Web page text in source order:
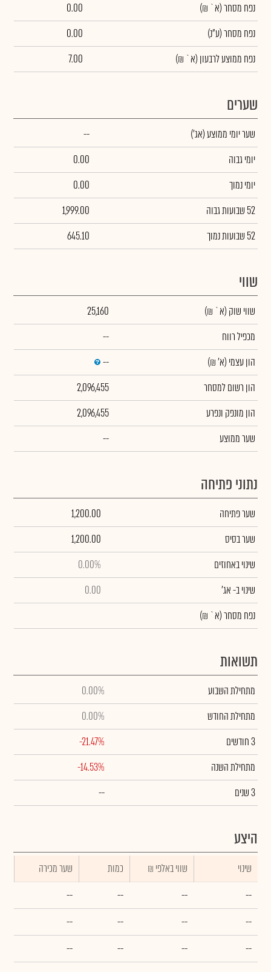
נפח מסחר(א` ₪)
0.00
נפח מסחר(ע"נ)
0.00
נפח ממוצע לרבעון (א` ₪)
7.00
שערים
שער יומי ממוצע(אג')
--
יומי גבוה
0.00
יומי נמוך
0.00
52 שבועות גבוה
1,999.00
52 שבועות נמוך
645.10
שווי
שווי שוק (א` ₪)
25,160
מכפיל רווח
--
הון עצמי (א' ₪)
--
הון רשום למסחר
2,096,455
הון מונפק ונפרע
2,096,455
שער ממוצע
--
נתוני פתיחה
שער פתיחה
1,200.00
שער בסיס
1,200.00
שינוי באחוזים
0.00%
שינויב- אג'
0.00
נפח מסחר(א` ₪)
תשואות
מתחילת השבוע
0.00%
מתחילת החודש
0.00%
3 חודשים
-21.47%
מתחילת השנה
-14.53%
3 שנים
--
היצע
שינוי ₪ שווי באלפי כמות
שער מכירה
--
--
--
--
--
--
--
--
--
--
--
--